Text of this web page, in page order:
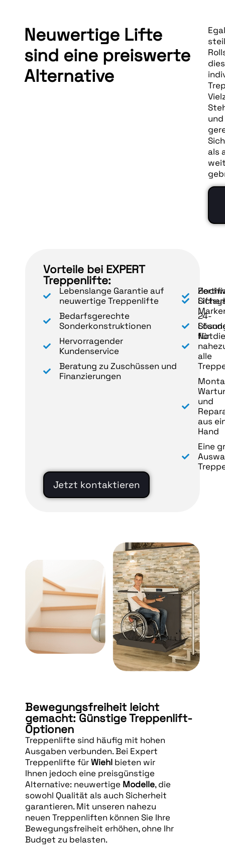
Neuwertige Lifte
sind eine preiswerte
Alternative
als
Vorteile bei EXPERT
Treppenlifte:
Lebenslange Garantie auf
neuwertige Treppenlifte
Bedarfsgerechte
Sonderkonstruktionen
Hervorragender
Kundenservice
Beratung zu Zuschüssen und
Finanzierungen
für
alle
und
aus
Hand
Eine
24-
Jetzt kontaktieren
Bewegungsfreiheit leicht
gemacht: Günstige Treppenlift-
Optionen
Treppenlifte sind häufig mit hohen
Ausgaben verbunden. Bei Expert
Treppenlifte fürWiehl bieten wir
Ihnen jedoch eine preisgünstige
Alternative: neuwertige Modelle, die
sowohl Qualität als auch Sicherheit
garantieren. Mit unseren nahezu
neuen Treppenliften können Sie Ihre
Bewegungsfreiheit erhöhen, ohne Ihr
Budget zu belasten.